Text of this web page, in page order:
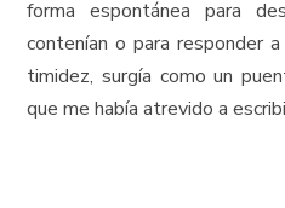
forma espontánea para
contenían o para responder
timidez, surgía como un
que me había atrevido a